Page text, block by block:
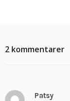
2 kommentarer
Patsy